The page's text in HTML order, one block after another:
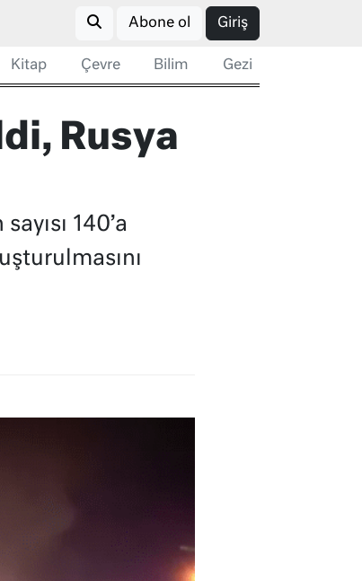
Abone ol Giriş
Kitap Çevre Bilim Gezi
Rusya
140’a